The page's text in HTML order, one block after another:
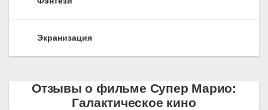
Экранизация
Отзывы о фильме Супер Марио:
Галактическое кино